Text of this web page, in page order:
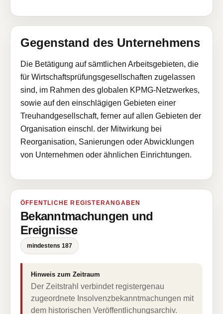
Gegenstand des Unternehmens
Die Betätigung auf sämtlichen Arbeitsgebieten, die
für Wirtschaftsprüfungsgesellschaften zugelassen
sind, im Rahmen des globalen KPMG-Netzwerkes,
sowie auf den einschlägigen Gebieten einer
Treuhandgesellschaft, ferner auf allen Gebieten der
Organisation einschl. der Mitwirkung bei
Reorganisation, Sanierungen oder Abwicklungen
von Unternehmen oder ähnlichen Einrichtungen.
ÖFFENTLICHE REGISTERANGABEN
Bekanntmachungen und
Ereignisse
mindestens 187
Hinweis zum Zeitraum
Der Zeitstrahl verbindet registergenau
zugeordnete Insolvenzbekanntmachungen mit
dem historischen Veröffentlichungsarchiv.